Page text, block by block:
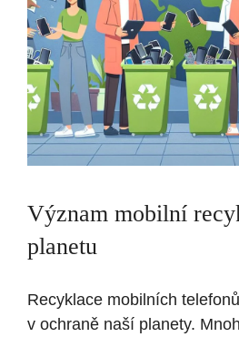
Význam mobilní
planetu
Recyklace mobilních
v ochraně naší planety.